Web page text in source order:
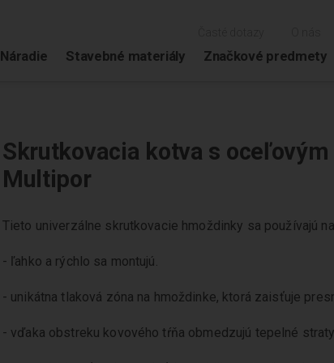
Náradie Stavebné materiály Značkové predmety
Skrutkovacia kotva s
Multipor
Tieto univerzálne skrutkovacie hmoždinky sa používajú
- ľahko a rýchlo sa montujú.
- unikátna tlaková zóna na hmoždinke, ktorá zaisťuje
- vďaka obstreku kovového tŕňa obmedzujú tepelné